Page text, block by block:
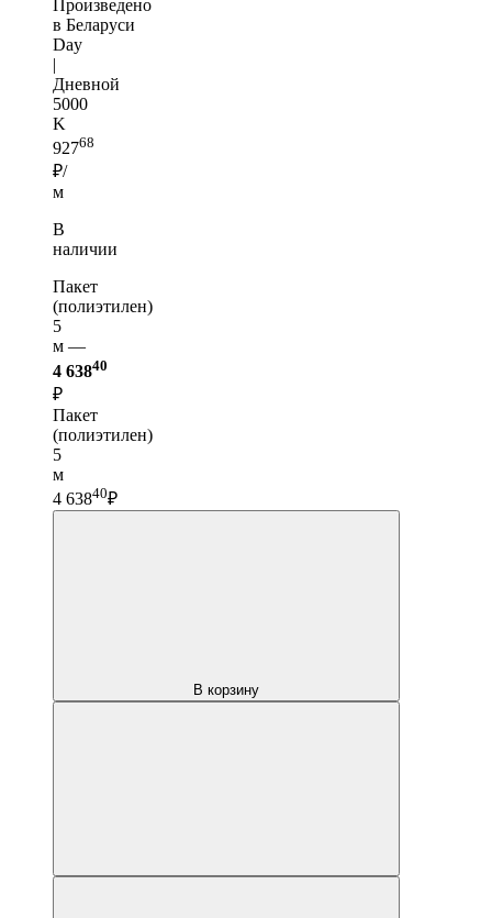
Произведено
в Беларуси
Day
|
Дневной
5000
K
92768
₽/
м
В
наличии
Пакет
(полиэтилен)
5
м —
4 63840
₽
Пакет
(полиэтилен)
5
м
4 63840₽
В корзину